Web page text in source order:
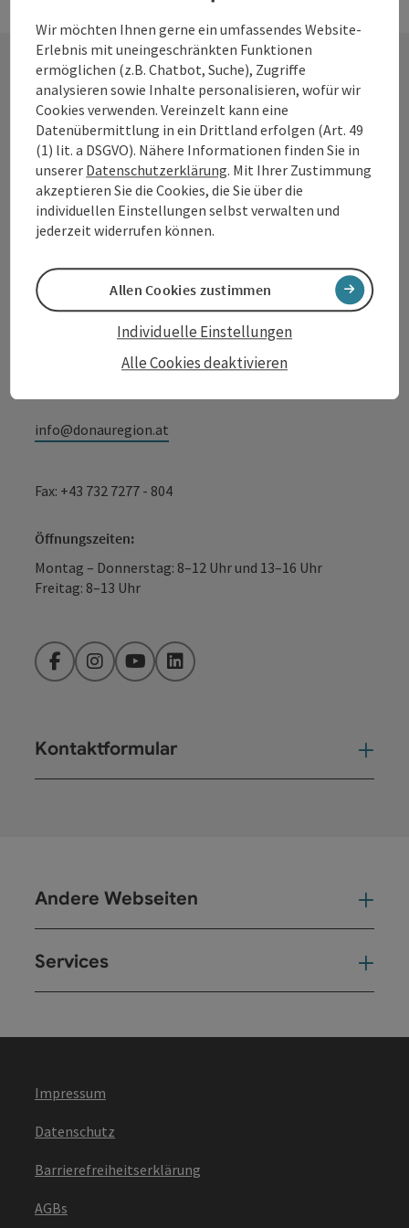
Kontakt
Tourismusverband Donauregion
Oberösterreich
WGD Donau Oberösterreich Tourismus
Lindengasse 9
+43 732 7277 - 888
info@donauregion.at
Fax: +43 732 7277 - 804
Öffnungszeiten:
Montag – Donnerstag: 8–12 Uhr und 13–16 Uhr
Freitag: 8–13 Uhr
FacebookInstagramYouTubeLinkedIn
Kontaktformular
Andere Webseiten
Services
Impressum
Datenschutz
Barrierefreiheitserklärung
AGBs
Wir möchten Ihnen gerne ein umfassendes Website-
Erlebnis mit uneingeschränkten Funktionen
ermöglichen (z.B. Chatbot, Suche), Zugriffe
analysieren sowie Inhalte personalisieren, wofür wir
Cookies verwenden. Vereinzelt kann eine
Datenübermittlung in ein Drittland erfolgen (Art. 49
(1) lit. a DSGVO). Nähere Informationen finden Sie in
unserer Datenschutzerklärung. Mit Ihrer Zustimmung
akzeptieren Sie die Cookies, die Sie über die
individuellen Einstellungen selbst verwalten und
jederzeit widerrufen können.
Alle Cookies deaktivieren
Individuelle Einstellungen
Allen Cookies zustimmen